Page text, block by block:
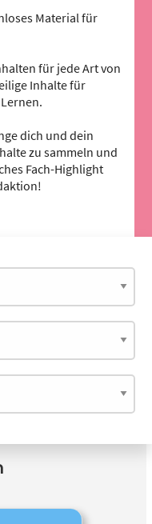
Material für
für jede Art von
Inhalte für
dich und dein
zu sammeln und
Fach-Highlight